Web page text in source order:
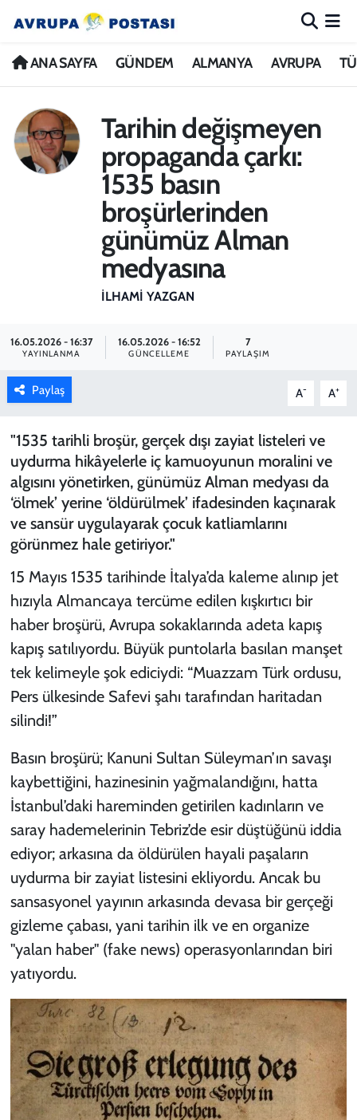
ANA SAYFA GÜNDEM ALMANYA AVRUPA
Tarihin değişmeyen
propaganda çarkı:
1535 basın
broşürlerinden
günümüz Alman
medyasına
İLHAMI YAZGAN
16.05.2026 - 16:37
YAYINLANMA
16.05.2026 - 16:52
GÜNCELLEME
7
PAYLAŞIM
Paylaş A- A+
"1535 tarihli broşür, gerçek dışı zayiat listeleri ve
uydurma hikâyelerle iç kamuoyunun moralini ve
algısını yönetirken, günümüz Alman medyası da
‘ölmek’ yerine ‘öldürülmek’ ifadesinden kaçınarak
ve sansür uygulayarak çocuk katliamlarını
görünmez hale getiriyor."
15 Mayıs 1535 tarihinde İtalya’da kaleme alınıp jet
hızıyla Almancaya tercüme edilen kışkırtıcı bir
haber broşürü, Avrupa sokaklarında adeta kapış
kapış satılıyordu. Büyük puntolarla basılan manşet
tek kelimeyle şok ediciydi: “Muazzam Türk ordusu,
Pers ülkesinde Safevi şahı tarafından haritadan
silindi!”
Basın broşürü; Kanuni Sultan Süleyman’ın savaşı
kaybettiğini, hazinesinin yağmalandığını, hatta
İstanbul’daki hareminden getirilen kadınların ve
saray hademelerinin Tebriz’de esir düştüğünü iddia
ediyor; arkasına da öldürülen hayali paşaların
uydurma bir zayiat listesini ekliyordu. Ancak bu
sansasyonel yayının arkasında devasa bir gerçeği
gizleme çabası, yani tarihin ilk ve en organize
"yalan haber" (fake news) operasyonlarından biri
yatıyordu.
ANA SAYFA
ALMANYA
SPOR
KADIN
Nöbetçi Eczaneler
İstanbul Namaz Vakitleri
Trafik Durumu
Avrupa Ligi Puan Durumu ve Fikstür
Tüm Manşetler
Son Dakika Haberleri
Haber Arşivi